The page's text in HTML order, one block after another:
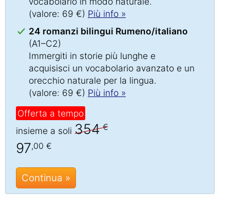
(valore: 69 €) Più info »
24 romanzi bilingui Rumeno/italiano
(A1–C2)
Immergiti in storie più lunghe e
acquisisci un vocabolario avanzato e un
orecchio naturale per la lingua.
(valore: 69 €) Più info »
Offerta a tempo
insieme a soli 354€
97,00 €
Continua »